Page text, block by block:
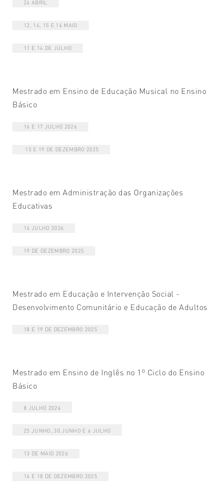
24 ABRIL
12, 14, 15 E 16 MAIO
11 E 14 DE JULHO
Mestrado em Ensino de Educação Musical no Ensino
Básico
16 E 17 JULHO 2026
15 E 19 DE DEZEMBRO 2025
Mestrado em Administração das Organizações
Educativas
16 JULHO 2026
19 DE DEZEMBRO 2025
Mestrado em Educação e Intervenção Social -
Desenvolvimento Comunitário e Educação de Adultos
18 E 19 DE DEZEMBRO 2025
Mestrado em Ensino de Inglês no 1º Ciclo do Ensino
Básico
8 JULHO 2026
25 JUNHO, 30 JUNHO E 6 JULHO
13 DE MAIO 2026
16 E 18 DE DEZEMBRO 2025